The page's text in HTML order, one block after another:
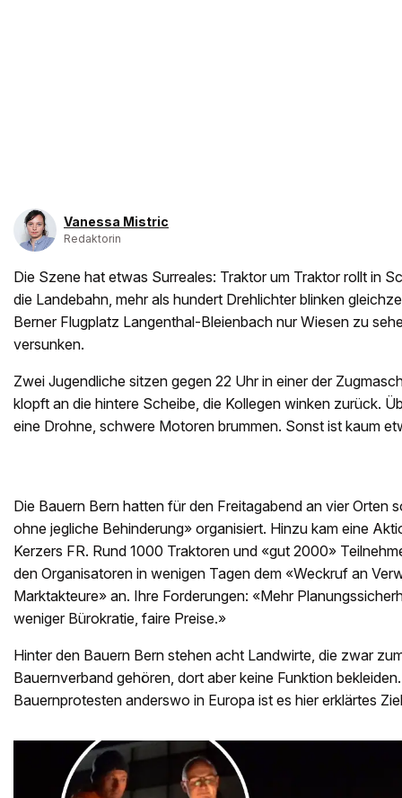
Vanessa Mistric
Redaktorin
Die Szene hat etwas Surreales: Traktor um Traktor rollt in
die Landebahn, mehr als hundert Drehlichter blinken
Berner Flugplatz Langenthal-Bleienbach nur Wiesen zu
versunken.
Zwei Jugendliche sitzen gegen 22 Uhr in einer der
klopft an die hintere Scheibe, die Kollegen winken zurück.
eine Drohne, schwere Motoren brummen. Sonst ist kaum
Die Bauern Bern hatten für den Freitagabend an vier Orten
ohne jegliche Behinderung» organisiert. Hinzu kam eine
Kerzers FR. Rund 1000 Traktoren und «gut 2000»
den Organisatoren in wenigen Tagen dem «Weckruf an
Marktakteure» an. Ihre Forderungen: «Mehr
weniger Bürokratie, faire Preise.»
Hinter den Bauern Bern stehen acht Landwirte, die zwar
Bauernverband gehören, dort aber keine Funktion
Bauernprotesten anderswo in Europa ist es hier erklärtes